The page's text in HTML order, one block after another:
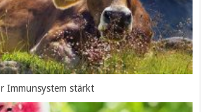
Immunsystem stärkt